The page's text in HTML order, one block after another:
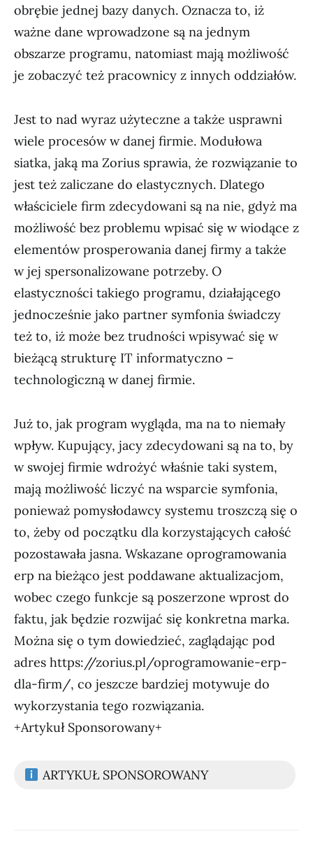
obrębie jednej bazy danych. Oznacza to, iż
ważne dane wprowadzone są na jednym
obszarze programu, natomiast mają możliwość
je zobaczyć też pracownicy z innych oddziałów.
Jest to nad wyraz użyteczne a także usprawni
wiele procesów w danej firmie. Modułowa
siatka, jaką ma Zorius sprawia, że rozwiązanie to
jest też zaliczane do elastycznych. Dlatego
właściciele firm zdecydowani są na nie, gdyż ma
możliwość bez problemu wpisać się w wiodące z
elementów prosperowania danej firmy a także
w jej spersonalizowane potrzeby. O
elastyczności takiego programu, działającego
jednocześnie jako partner symfonia świadczy
też to, iż może bez trudności wpisywać się w
bieżącą strukturę IT informatyczno –
technologiczną w danej firmie.
Już to, jak program wygląda, ma na to niemały
wpływ. Kupujący, jacy zdecydowani są na to, by
w swojej firmie wdrożyć właśnie taki system,
mają możliwość liczyć na wsparcie symfonia,
ponieważ pomysłodawcy systemu troszczą się o
to, żeby od początku dla korzystających całość
pozostawała jasna. Wskazane oprogramowania
erp na bieżąco jest poddawane aktualizacjom,
wobec czego funkcje są poszerzone wprost do
faktu, jak będzie rozwijać się konkretna marka.
Można się o tym dowiedzieć, zaglądając pod
adres https://zorius.pl/oprogramowanie-erp-
dla-firm/, co jeszcze bardziej motywuje do
wykorzystania tego rozwiązania.
+Artykuł Sponsorowany+
ARTYKUŁ SPONSOROWANY